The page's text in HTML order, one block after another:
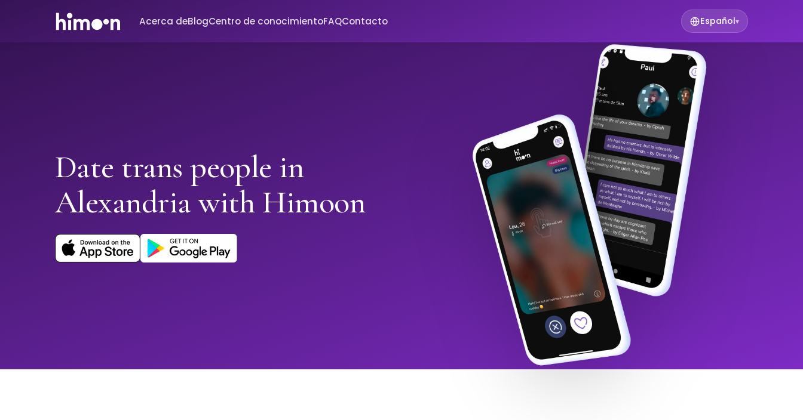
Acerca deBlogCentro de conocimientoFAQContacto Español▾
Date trans people in
Alexandria with Himoon